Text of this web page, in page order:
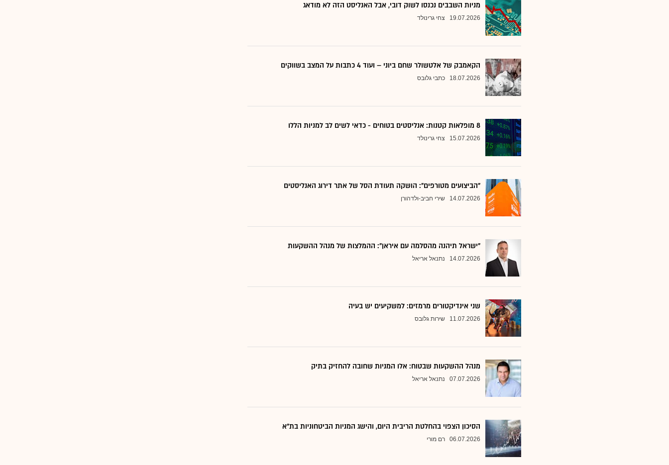
מניות השבבים נכנסו לשוק דובי, אבל האנליסט הזה לא מודאג
19.07.2026 צחי גרינולד
הקאמבק של אלטשולר שחם ביוני – ועוד 4 כתבות על המצב בשווקים
18.07.2026 כתבי גלובס
8 מופלאות קטנות: אנליסטים בטוחים - כדאי לשים לב למניות הללו
15.07.2026 צחי גרינולד
"הביצועים מטורפים": הושקה תעודת הסל של אתר דירוג האנליסטים
14.07.2026 שירי חביב-ולדהורן
"ישראל תיהנה מהסלמה עם איראן": ההמלצות של מנהל ההשקעות
14.07.2026 נתנאל אריאל
שני אינדיקטורים מרמזים: למשקיעים יש בעיה
11.07.2026 שירות גלובס
מנהל ההשקעות שבטוח: אלו המניות שחובה להחזיק בתיק
07.07.2026 נתנאל אריאל
הסיכון הצפוי בהחלטת הריבית היום, והישג המניות הביטחוניות בת"א
06.07.2026 רם מורי